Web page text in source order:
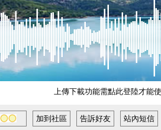
上傳下載功能需點此登陸才能使
加到社區 告訴好友 站內短信